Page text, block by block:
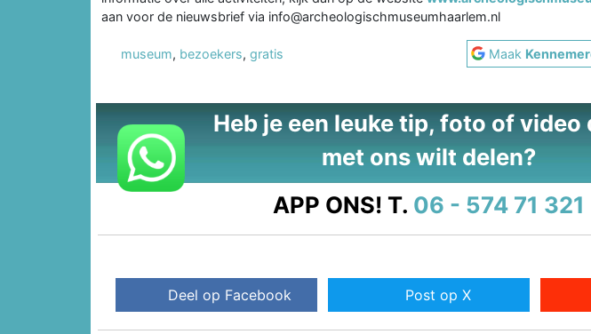
aan voor de nieuwsbrief via info@archeologischmuseumhaarlem.nl
museum, bezoekers, gratis Maak
Heb je een leuke tip, foto of video
met ons wilt delen?
APP ONS! T. 06 - 574 71 321
Deel op Facebook Post op X